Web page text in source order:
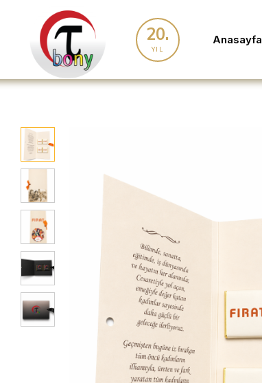
20.
YIL
Anasayfa